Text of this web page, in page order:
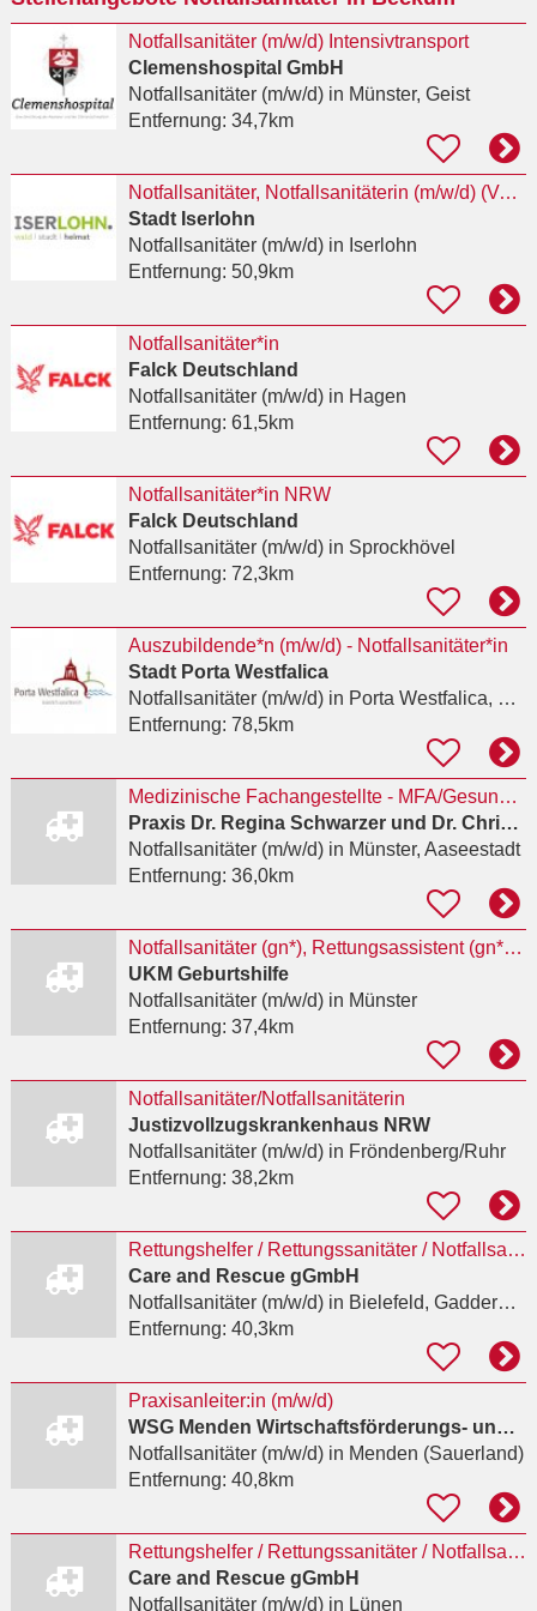
Notfallsanitäter (m/w/d) Intensivtransport
Clemenshospital GmbH
Notfallsanitäter (m/w/d)in Münster, Geist
Entfernung: 34,7km
Notfallsanitäter, Notfallsanitäterin (m/w/d) (Vollzeit bzw. Teilzeit, unbefristet)
Stadt Iserlohn
Notfallsanitäter (m/w/d)in Iserlohn
Entfernung: 50,9km
Notfallsanitäter*in
Falck Deutschland
Notfallsanitäter (m/w/d)in Hagen
Entfernung: 61,5km
Notfallsanitäter*in NRW
Falck Deutschland
Notfallsanitäter (m/w/d)in Sprockhövel
Entfernung: 72,3km
Auszubildende*n (m/w/d) - Notfallsanitäter*in
Stadt Porta Westfalica
Notfallsanitäter (m/w/d)in Porta Westfalica, Hausberge
Entfernung: 78,5km
Medizinische Fachangestellte - MFA/Gesundheits- und Krankenpfleger -GuKP/Notfallsanitäter - NotSan
Praxis Dr. Regina Schwarzer und Dr. Christina Köbbing
Notfallsanitäter (m/w/d)in Münster, Aaseestadt
Entfernung: 36,0km
Notfallsanitäter (gn*), Rettungsassistent (gn*), Rettungssanitäter (gn*) oder Rettungshelfer (gn*)
UKM Geburtshilfe
Notfallsanitäter (m/w/d)in Münster
Entfernung: 37,4km
Notfallsanitäter/Notfallsanitäterin
Justizvollzugskrankenhaus NRW
Notfallsanitäter (m/w/d)in Fröndenberg/Ruhr
Entfernung: 38,2km
Rettungshelfer / Rettungssanitäter / Notfallsanitäter (m/w/d) im Sanitätsdienst
Care and Rescue gGmbH
Notfallsanitäter (m/w/d)in Bielefeld, Gadderbaum
Entfernung: 40,3km
Praxisanleiter:in (m/w/d)
WSG Menden Wirtschaftsförderungs- und Stadtentwicklungsgesellschaft Menden GmbH
Notfallsanitäter (m/w/d)in Menden (Sauerland)
Entfernung: 40,8km
Rettungshelfer / Rettungssanitäter / Notfallsanitäter (m/w/d) im Sanitätsdienst
Care and Rescue gGmbH
Notfallsanitäter (m/w/d)in Lünen